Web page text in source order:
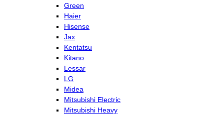
Green
Haier
Hisense
Jax
Kentatsu
Kitano
Lessar
LG
Midea
Mitsubishi Electric
Mitsubishi Heavy